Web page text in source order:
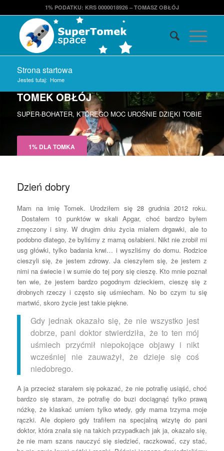
1% PODATKU: KRS 0000018926 – TOMASZ OBŁÓJ
Strona startowa
Jesteś tutaj: Home
TOMEK OBŁÓJ
SUPER-BOHATER, KTÓREGO MOC UROŚNIE DZIĘKI TOBIE
1% DLA TOMKA
Dzień dobry
Mam na imię Tomek. Urodziłem się 28 grudnia 2012 roku.
Dostałem 10 punktów w skali Apgar, choć bardzo byłem
zmęczony i siny. W drugim dniu życia miałem drgawki, ale to
podobno dlatego, że byliśmy z mamą osłabieni. Nikt nie zrobił mi
usg główki, tylko badania krwi… i wyszliśmy do domu. Rodzice
cieszyli się, że jestem zdrowy. Ja cieszyłem się, że jestem z
nimi na świecie i w sumie do tej pory się cieszę. Kto mnie poznał
ten wie, że jestem bardzo pogodnym dzieckiem, cieszę się z
drobnych rzeczy i często się uśmiecham. No bo czym tu się
martwić, skoro życie jest takie piękne.
Gdy jednak okazało się, że nie wszystko jest
dobrze, pani doktor stwierdziła, że to ten mój
uśmiech przyćmił niepokojące objawy i nikt
wcześniej nie zauważył, że dzieje się coś
niedobrego.
A ja przecież starałem się pokazać, że nie potrafię usiąść, choć
bardzo się staram, że potrafię do buzi dociągnąć tylko prawą
nóżkę, że klaskać umiem tylko wtedy, gdy mama trzyma moje
rączki. Ale dopiero gdy trafiłem na specjalną wizytę do pani
doktor, która znała się na takich przypadkach jak ja, okazało się,
że nie mam szans nauczyć się siedzieć, raczkować, czy stać,